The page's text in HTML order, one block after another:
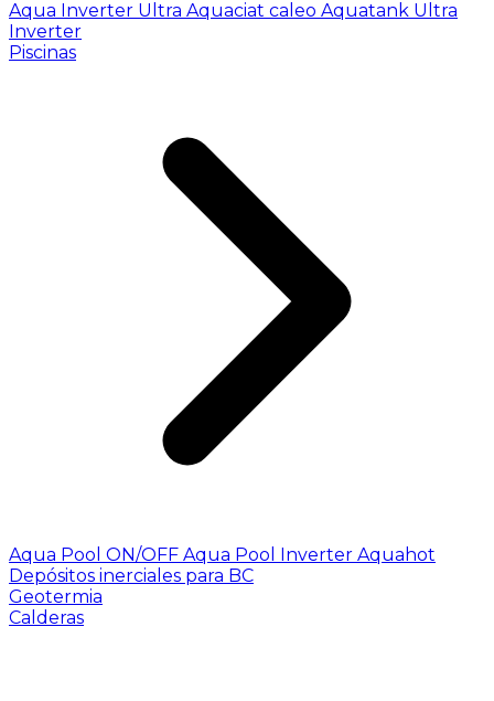
Aqua Inverter Ultra Aquaciat caleo Aquatank Ultra
Inverter
Piscinas
Aqua Pool ON/OFF Aqua Pool Inverter Aquahot
Depósitos inerciales para BC
Geotermia
Calderas